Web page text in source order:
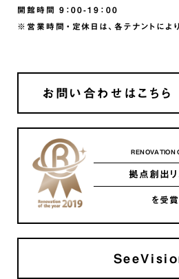
開館時間 9：00-19：00
※営業時間・定休日は、各テナントによ
お問い合わせはこちら
RENOVATION
拠点創出リ
を受賞